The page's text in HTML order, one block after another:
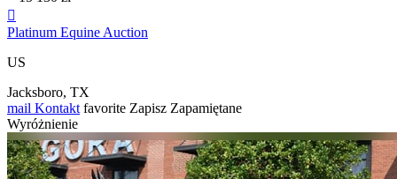

Platinum Equine Auction
US
Jacksboro, TX
mail Kontakt favorite Zapisz Zapamiętane
Wyróżnienie